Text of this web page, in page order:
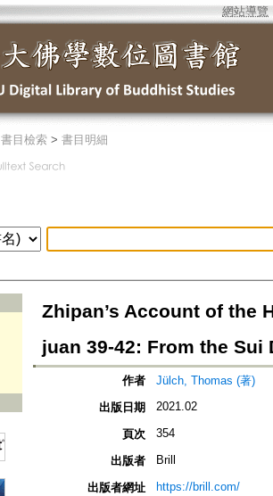
網站導覽
書目檢索 > 書目明細
Zhipan’s Account of the
juan 39-42: From the
作者
Jülch, Thomas (著)
出版日期
2021.02
頁次 354
出版者 Brill
出版者網址 https://brill.com/